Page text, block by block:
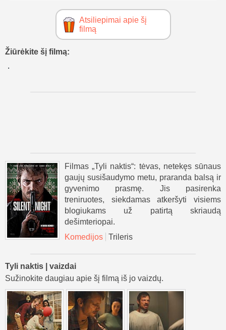
Atsiliepimai apie šį
filmą
Žiūrėkite šį filmą:
Filmas „Tyli naktis“: tėvas, netekęs sūnaus
gaujų susišaudymo metu, praranda balsą ir
gyvenimo prasmę. Jis pasirenka
treniruotes, siekdamas atkeršyti visiems
blogiukams už patirtą skriaudą
dešimteriopai.
Komedijos
Trileris
Tyli naktis | vaizdai
Sužinokite daugiau apie šį filmą iš jo vaizdų.